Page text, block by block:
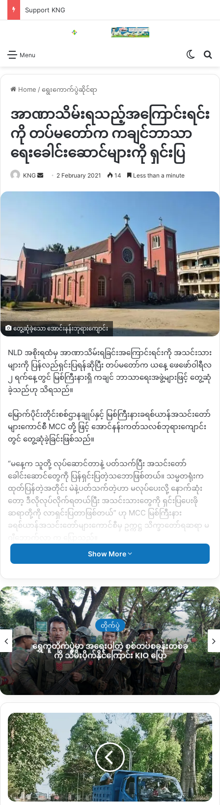
Support KNG
Menu
Home /ရွေးကောက်ပွဲဆိုင်ရာ
အာဏာသိမ်းရသည့်အကြောင်းရင်း
ကို တပ်မတော်က ကချင်ဘာသာ
ရေးခေါင်းဆောင်များကို ရှင်းပြ
KNG
Send 2 February 2021 14 Less than a minute
တွေ့ဆုံခဲ့သော အောင်းနန်းဘုရားကျောင်း
NLD အစိုးရထံမှ အာဏာသိမ်းရခြင်းအကြောင်းရင်းကို အသင်းသား
များကို ပြန်လည်ရှင်းပြရန်ဆိုပြီး တပ်မတော်က ယနေ့ ဖေဖော်ဝါရီလ
၂ ရက်နေ့တွင် မြစ်ကြီးနားရှိ ကချင် ဘာသာရေးအဖွဲ့များဖြင့် တွေ့ဆုံ
ခဲ့သည်ဟု သိရသည်။
မြောက်ပိုင်းတိုင်းစစ်ဌာနချုပ်နှင့် မြစ်ကြီးနားခရစ်ယာန်အသင်းတော်
များကောင်စီ MCC တို့ ဖြင့် အောင်နန်းကတ်သလစ်ဘုရားကျောင်း
တွင် တွေ့ဆုံခဲ့ခြင်းဖြစ်သည်။
“မနေ့က သူတို့ လုပ်ဆောင်တာနဲ့ ပတ်သက်ပြီး အသင်းတော်
ခေါင်းဆောင်တွေကို ပြန်ရှင်းပြတဲ့သဘောဖြစ်တယ်။ သမ္မတရုံးက
ထုတ်ပြန်တဲ့အတိုင်း မဲနဲ့ပတ်သက်တဲ့ဟာ မလုပ်ပေးလို့ နောက်ဆုံး
တော့ ဒီလိုလုပ်လိုက်ရတယ်ပြီး အသင်းသားတွေကို ရှင်းပြပေးဖို
ဆရာတို့ကို လာရှင်းပြတာဖြစ်တယ်” ဟု MCC မြစ်ကြီးနား
ခရစ်ယာန်အသင်းတော်များကောင်စီမှ ဥက္ကဋ္ဌ သိက္ခာတော်ရဆရာ မ
တပ်မတော်ဖက်မှ အရေးပေါ်အခြေအနေကို ၁ နှစ်ဟု ကြေညာ
အမြန်ပြုလုပ်ပေးရန် တောင်းဆိုမှုများလည်းရှိခဲ့ကြောင်း သိရသည်။
ရွေးကောက်ပွဲ မဲစာရင်းမသမာမှုများဖြစ်နိုင်သည်ဟူသော စွပ်စွဲချက်
နှင့်အတူ အစိုးရကို တောင်းဆိုထားသည့်အချက်များ လိုက်လျောခဲ့
ခြင်းမရှိခြင်းကြောင့်ဟုဆိုကာ တပ်မတော်က ဖေဖော်ဝါရီလ ၁ ရက်
နေ့တွင် နိုင်ငံတော်၏ အာဏာကို သိမ်းယူလိုက်သည်။
တစ်ဆက်တည်း အမျိုးသားဒီမိုကရေစီအဖွဲ့ချုပ်ပါတီ NLD ထိပ်သီး
ခေါင်းဆောင်အဆင့်မှ မြို့နယ်အဆင့် ခေါင်းဆောင်များအထိ
အပြင်၊ အစိုးရဝန်ကြီးချုပ်နှင့် ဝန်ကြီးများအားလုံးကို တပ်မတော်က
သို့သော် ယနေ့ နေ့လည်ပိုင်းအတွင် အများစုပြန်လည်လွှတ်မြောက်
လာပြီဖြစ်သည်။
တပ်မတော်၏ နိုင်ငံတော်အာဏာသိမ်းယူမှုနှင့် ပတ်သက်ပြီး
ကချင်ပြည်နယ်ရှိ ကချင်လွတ်လပ်ရေးအဖွဲ့ KIO ဘက်က ၎င်းတို့၏
သဘောထားကို ထုတ်ပြန်ခြင်းမရှိသေးသည်ကို တွေ့ရသည်။
Show More
မြေယာနှင့် သဘာဝပတ်ဝန်းကျင်
လယ်ယာမြေထဲရွှေတူးဖော်နေတာကို ရပ်တန့်ပေးဖို့
ဒေသခံတွေတောင်းဆိုနေ
ဝန်ကြီးချုပ်
နှင့်
ဝန်ကြီး
တချို့
ပြန်လည်
လွှတ်
မြောက်၊
၃
ရက်